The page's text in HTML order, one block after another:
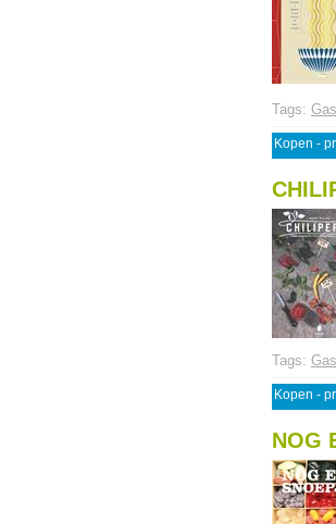
Tags:
Kopen -
Tags:
Kopen -
NOG